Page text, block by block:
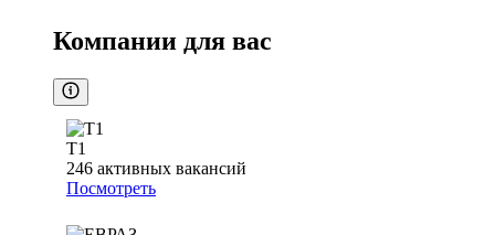
Компании для вас
Т1
246 активных вакансий
Посмотреть